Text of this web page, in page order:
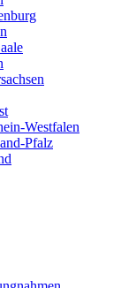
Westfalen
Pfalz